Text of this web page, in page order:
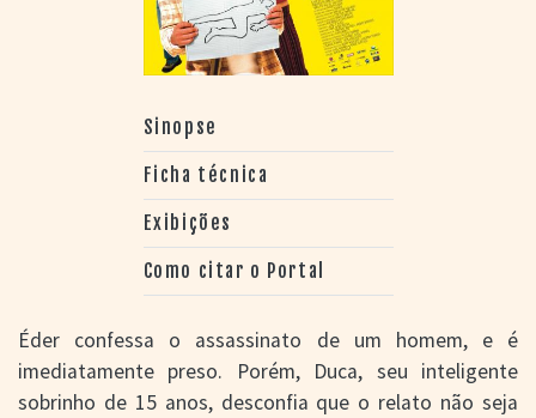
Sinopse
Ficha técnica
Exibições
Como citar o Portal
Éder confessa o assassinato de um homem, e é
imediatamente preso. Porém, Duca, seu inteligente
sobrinho de 15 anos, desconfia que o relato não seja